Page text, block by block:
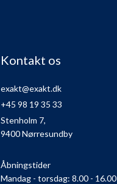
Kontakt os
exakt@exakt.dk
+45 98 19 35 33
Stenholm 7,
9400 Nørresundby
Åbningstider
Mandag - torsdag: 8.00 - 16.00